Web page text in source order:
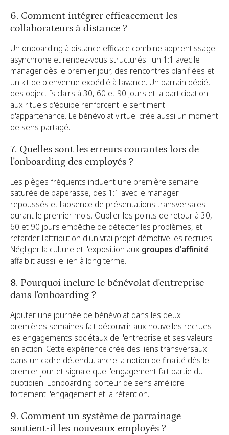
6. Comment intégrer efficacement les
collaborateurs à distance ?
Un onboarding à distance efficace combine apprentissage
asynchrone et rendez-vous structurés : un 1:1 avec le
manager dès le premier jour, des rencontres planifiées et
un kit de bienvenue expédié à l'avance. Un parrain dédié,
des objectifs clairs à 30, 60 et 90 jours et la participation
aux rituels d'équipe renforcent le sentiment
d'appartenance. Le bénévolat virtuel crée aussi un moment
de sens partagé.
7. Quelles sont les erreurs courantes lors de
l'onboarding des employés ?
Les pièges fréquents incluent une première semaine
saturée de paperasse, des 1:1 avec le manager
repoussés et l'absence de présentations transversales
durant le premier mois. Oublier les points de retour à 30,
60 et 90 jours empêche de détecter les problèmes, et
retarder l'attribution d'un vrai projet démotive les recrues.
Négliger la culture et l'exposition aux groupes d'affinité
affaiblit aussi le lien à long terme.
8. Pourquoi inclure le bénévolat d'entreprise
dans l'onboarding ?
Ajouter une journée de bénévolat dans les deux
premières semaines fait découvrir aux nouvelles recrues
les engagements sociétaux de l'entreprise et ses valeurs
en action. Cette expérience crée des liens transversaux
dans un cadre détendu, ancre la notion de finalité dès le
premier jour et signale que l'engagement fait partie du
quotidien. L'onboarding porteur de sens améliore
fortement l'engagement et la rétention.
9. Comment un système de parrainage
soutient-il les nouveaux employés ?